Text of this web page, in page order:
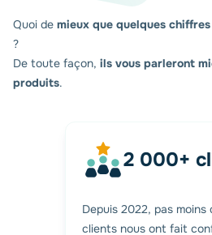
Quoi de mieux que quelques
?
De toute façon, ils vous parleront
produits.
2 000+
Depuis 2022, pas moins
clients nous ont fait